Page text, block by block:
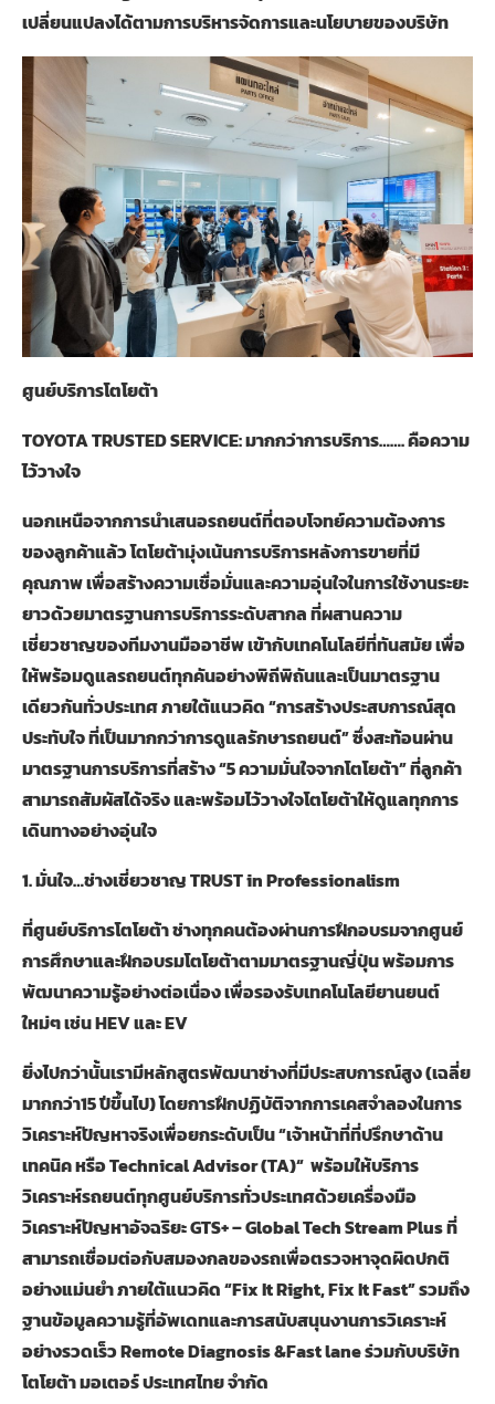
เปลี่ยนแปลงได้ตามการบริหารจัดการและนโยบายของบริษัท
ศูนย์บริการโตโยต้า
TOYOTA TRUSTED SERVICE:มากกว่าการบริการ……. คือความ
ไว้วางใจ
นอกเหนือจากการนำเสนอรถยนต์ที่ตอบโจทย์ความต้องการ
ของลูกค้าแล้ว โตโยต้ามุ่งเน้นการบริการหลังการขายที่มี
คุณภาพ เพื่อสร้างความเชื่อมั่นและความอุ่นใจในการใช้งานระยะ
ยาวด้วยมาตรฐานการบริการระดับสากล ที่ผสานความ
เชี่ยวชาญของทีมงานมืออาชีพ เข้ากับเทคโนโลยีที่ทันสมัย เพื่อ
ให้พร้อมดูแลรถยนต์ทุกคันอย่างพิถีพิถันและเป็นมาตรฐาน
เดียวกันทั่วประเทศ ภายใต้แนวคิด“การสร้างประสบการณ์สุด
ประทับใจ ที่เป็นมากกว่าการดูแลรักษารถยนต์”ซึ่งสะท้อนผ่าน
มาตรฐานการบริการที่สร้าง“5ความมั่นใจจากโตโยต้า”ที่ลูกค้า
สามารถสัมผัสได้จริง และพร้อมไว้วางใจโตโยต้าให้ดูแลทุกการ
เดินทางอย่างอุ่นใจ
1.มั่นใจ…ช่างเชี่ยวชาญTRUST in Professionalism
ที่ศูนย์บริการโตโยต้า ช่างทุกคนต้องผ่านการฝึกอบรมจากศูนย์
การศึกษาและฝึกอบรมโตโยต้าตามมาตรฐานญี่ปุ่น พร้อมการ
พัฒนาความรู้อย่างต่อเนื่อง เพื่อรองรับเทคโนโลยียานยนต์
ใหม่ๆ เช่นHEVและEV
ยิ่งไปกว่านั้นเรามีหลักสูตรพัฒนาช่างที่มีประสบการณ์สูง (เฉลี่ย
มากกว่า15ปีขึ้นไป) โดยการฝึกปฏิบัติจากการเคสจำลองในการ
วิเคราะห์ปัญหาจริงเพื่อยกระดับเป็น“เจ้าหน้าที่ที่ปรึกษาด้าน
เทคนิค หรือTechnical Advisor (TA)“ พร้อมให้บริการ
วิเคราะห์รถยนต์ทุกศูนย์บริการทั่วประเทศด้วยเครื่องมือ
วิเคราะห์ปัญหาอัจฉริยะGTS+ – Global Tech Stream Plusที่
สามารถเชื่อมต่อกับสมองกลของรถเพื่อตรวจหาจุดผิดปกติ
อย่างแม่นยำ ภายใต้แนวคิด“Fix It Right, Fix It Fast”รวมถึง
ฐานข้อมูลความรู้ที่อัพเดทและการสนับสนุนงานการวิเคราะห์
อย่างรวดเร็วRemote Diagnosis &Fast laneร่วมกับบริษัท
โตโยต้า มอเตอร์ ประเทศไทย จำกัด